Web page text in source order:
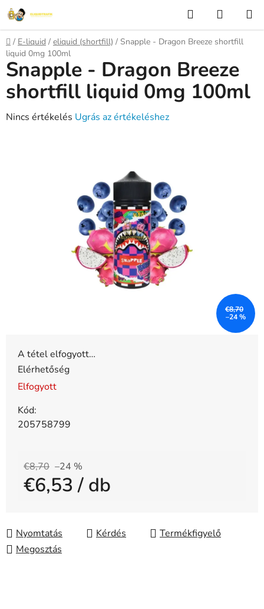
Ugrás
fő
tartalomhoz
KeresésKOSÁR
Kezdőlap
/ E-liquid / eliquid (shortfill) / Snapple - Dragon Breeze shortfill
liquid 0mg 100ml
A tétel elfogyott…
Elérhetőség
Elfogyott
Kód:
205758799
€8,70 –24 %
€6,53/ db
Nyomtatás
Kérdés
Megosztás
Snapple - Dragon Breeze
shortfill liquid 0mg 100ml
A
Nincs értékelés Ugrás az értékeléshez
€8,70
–24 %